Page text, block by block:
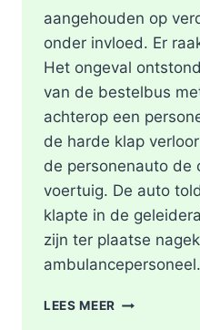
aangehouden op
onder invloed. Er
Het ongeval
van de bestelbus
achterop een
de harde klap
de personenauto de
voertuig. De auto
klapte in de
zijn ter plaatse
LEES MEER